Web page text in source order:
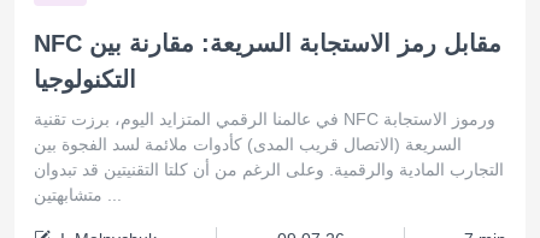
NFC مقابل رمز الاستجابة السريعة: مقارنة بين
التكنولوجيا
في عالمنا الرقمي المتزايد اليوم، برزت تقنية NFC ورموز الاستجابة
السريعة (الاتصال قريب المدى) كأدوات ملائمة لسد الفجوة بين
التجارب المادية والرقمية. وعلى الرغم من أن كلتا التقنيتين قد تبدوان